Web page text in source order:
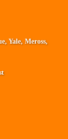
Yale, Meross,